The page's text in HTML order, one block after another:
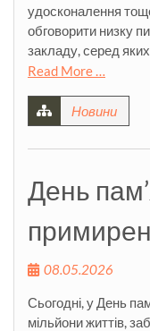
удосконалення
обговорити низку
закладу, серед
Read More …
Новини
День
08.05.2026
Сьогодні, у День
мільйони життів,